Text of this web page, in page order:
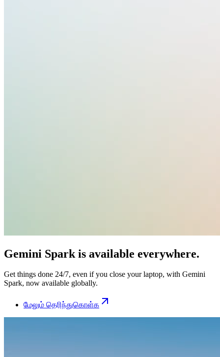
Gemini Spark is available everywhere.
Get things done 24/7, even if you close your laptop, with Gemini
Spark, now available globally.
மேலும் தெரிந்துகொள்க